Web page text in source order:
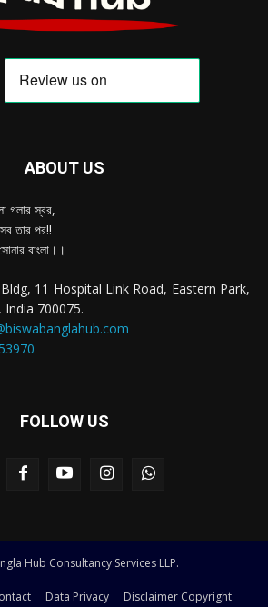
ABOUT US
গলার স্বর,
সব তার পর!!
বাংলা।।
11 Hospital Link Road, Eastern Park,
700075.
FOLLOW US
Hub Consultancy Services LLP.
Data Privacy Disclaimer Copyright